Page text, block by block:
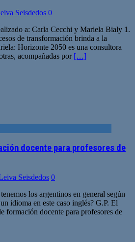
Seisdedos 0
a: Carla Cecchi y Mariela Bialy 1.
de transformación brinda a la
Horizonte 2050 es una consultora
acompañadas por […]
docente para profesores de
Seisdedos 0
los argentinos en general según
idioma en este caso inglés? G.P. El
formación docente para profesores de